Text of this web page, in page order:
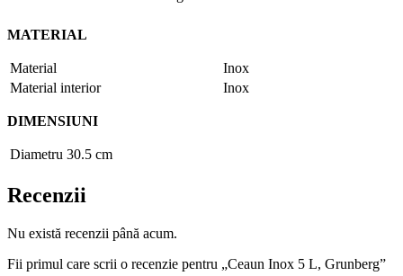
MATERIAL
Material
Inox
Material interior
Inox
DIMENSIUNI
Diametru 30.5 cm
Recenzii
Nu există recenzii până acum.
Fii primul care scrii o recenzie pentru „Ceaun Inox 5 L, Grunberg”